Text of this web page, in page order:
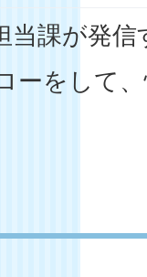
課が発信
ーをして